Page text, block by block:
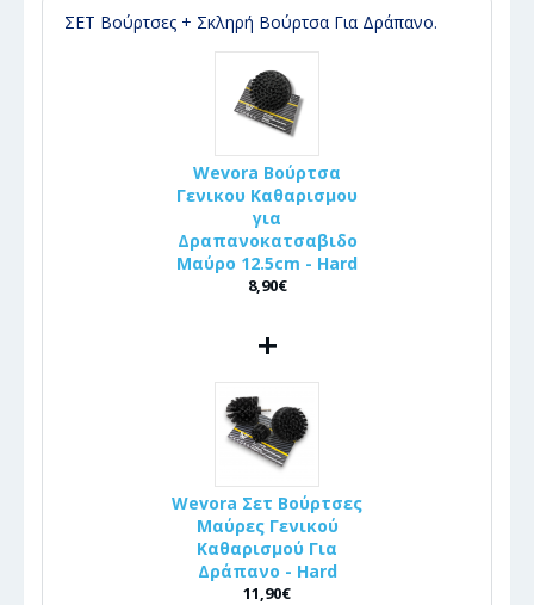
ΣΕΤ Βούρτσες + Σκληρή Βούρτσα Για Δράπανο.
Wevora Βούρτσα
Γενικου Καθαρισμου
για
Δραπανοκατσαβιδο
Μαύρο 12.5cm - Hard
8,90€
+
Wevora Σετ Βούρτσες
Μαύρες Γενικού
Καθαρισμού Για
Δράπανο - Hard
11,90€